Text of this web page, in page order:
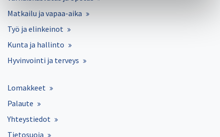
Matkailu ja vapaa-aika
Työ ja elinkeinot
Kunta ja hallinto
Hyvinvointi ja terveys
Lomakkeet
Palaute
Yhteystiedot
Tietosuoja